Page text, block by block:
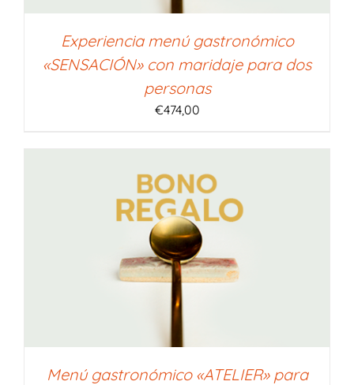
Experiencia menú gastronómico
«SENSACIÓN» con maridaje para dos
personas
€474,00
Menú gastronómico «ATELIER» para